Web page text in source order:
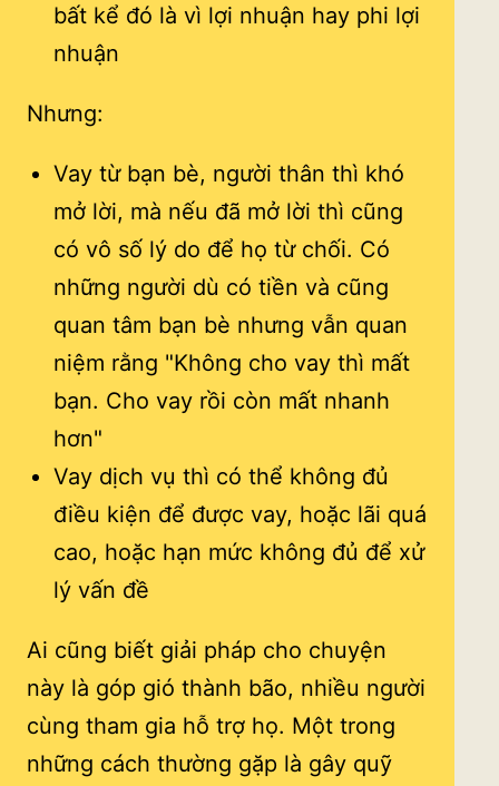
bất kể đó là vì lợi nhuận hay phi lợi
nhuận
Nhưng:
Vay từ bạn bè, người thân thì khó
mở lời, mà nếu đã mở lời thì cũng
có vô số lý do để họ từ chối. Có
những người dù có tiền và cũng
quan tâm bạn bè nhưng vẫn quan
niệm rằng "Không cho vay thì mất
bạn. Cho vay rồi còn mất nhanh
hơn"
Vay dịch vụ thì có thể không đủ
điều kiện để được vay, hoặc lãi quá
cao, hoặc hạn mức không đủ để xử
lý vấn đề
Ai cũng biết giải pháp cho chuyện
này là góp gió thành bão, nhiều người
cùng tham gia hỗ trợ họ. Một trong
những cách thường gặp là gây quỹ